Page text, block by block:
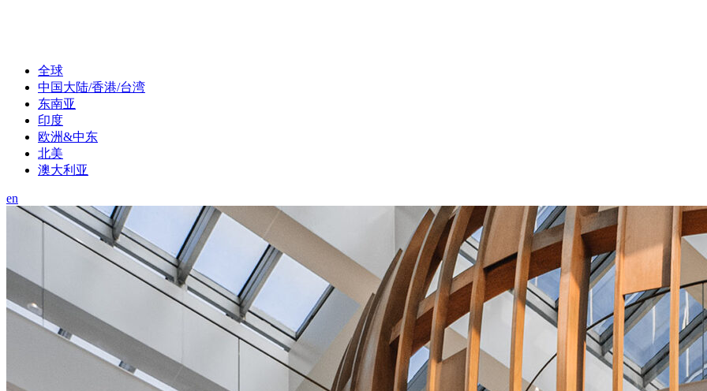
全球
中国大陆/香港/台湾
东南亚
印度
欧洲&中东
北美
澳大利亚
en